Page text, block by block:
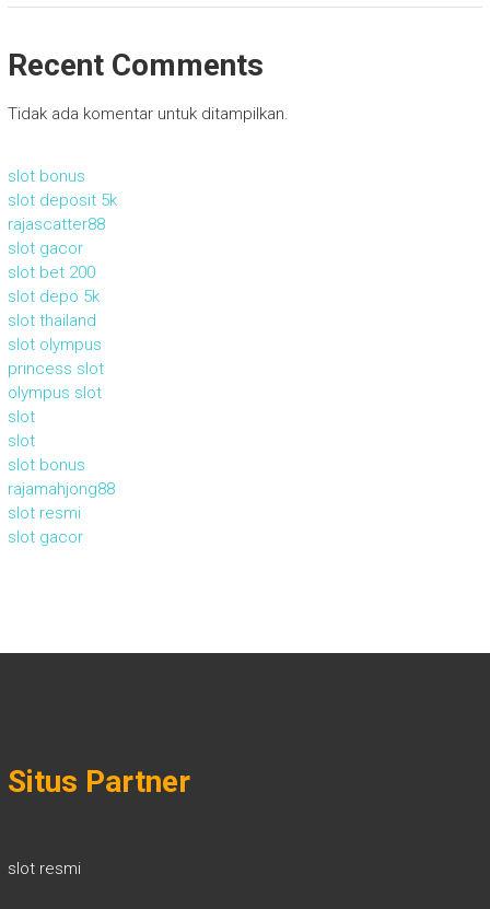
Recent Comments
Tidak ada komentar untuk ditampilkan.
slot bonus
slot deposit 5k
rajascatter88
slot gacor
slot bet 200
slot depo 5k
slot thailand
slot olympus
princess slot
olympus slot
slot
slot
slot bonus
rajamahjong88
slot resmi
slot gacor
Situs Partner
slot resmi